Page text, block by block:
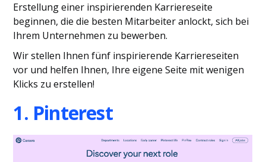
Erstellung einer inspirierenden Karriereseite
beginnen, die die besten Mitarbeiter anlockt, sich bei
Ihrem Unternehmen zu bewerben.
Wir stellen Ihnen fünf inspirierende Karriereseiten
vor und helfen Ihnen, Ihre eigene Seite mit wenigen
Klicks zu erstellen!
1. Pinterest